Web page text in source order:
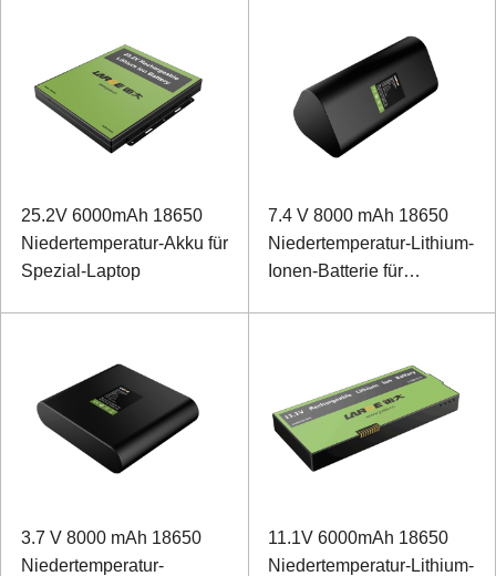
25.2V 6000mAh 18650
Niedertemperatur-Akku für
Spezial-Laptop
7.4 V 8000 mAh 18650
Niedertemperatur-Lithium-
Ionen-Batterie für
3.7 V 8000 mAh 18650
Niedertemperatur-
11.1V 6000mAh 18650
Niedertemperatur-Lithium-